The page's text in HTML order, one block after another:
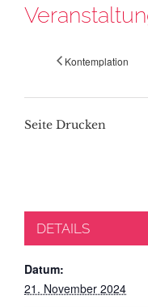
Kontemplation
Seite Drucken
DETAILS
Datum:
21. November 2024